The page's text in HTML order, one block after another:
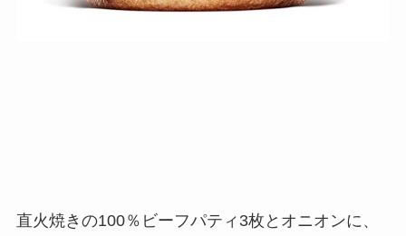
直火焼きの100％ビーフパティ3枚とオニオンに、